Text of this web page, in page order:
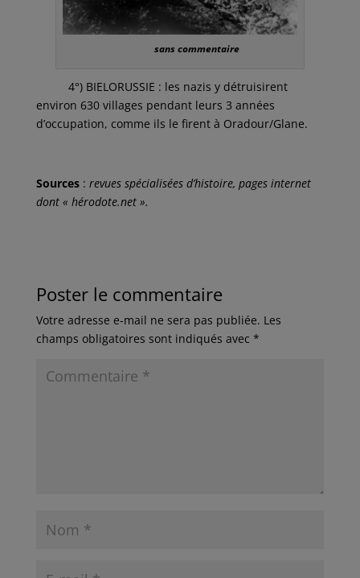
sans commentaire
4°) BIELORUSSIE : les nazis y détruisirent
environ 630 villages pendant leurs 3 années
d’occupation, comme ils le firent à Oradour/Glane.
Sources : revues spécialisées d’histoire, pages internet
dont « hérodote.net ».
Poster le commentaire
Votre adresse e-mail ne sera pas publiée. Les
champs obligatoires sont indiqués avec *